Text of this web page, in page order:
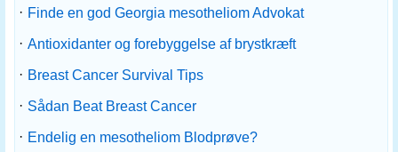
· Finde en god Georgia mesotheliom Advokat
· Antioxidanter og forebyggelse af brystkræft
· Breast Cancer Survival Tips
· Sådan Beat Breast Cancer
· Endelig en mesotheliom Blodprøve?